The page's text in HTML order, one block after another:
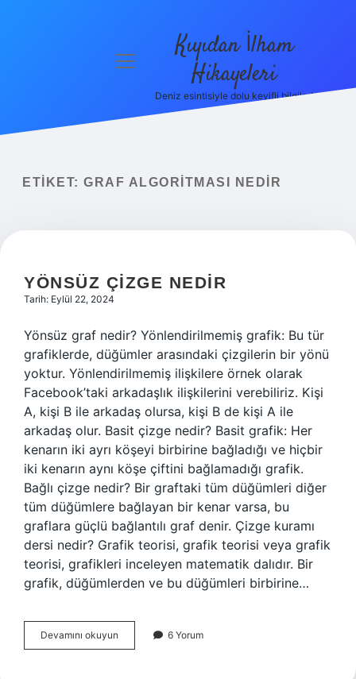
menüyü
Kıyıdan İlham
Hikayeleri
Deniz esintisiyle dolu keyifli bilgiler!
ETIKET: GRAF ALGORITMASI NEDIR
YÖNSÜZ ÇIZGE NEDIR
Tarih: Eylül 22, 2024
Yönsüz graf nedir? Yönlendirilmemiş grafik: Bu tür
grafiklerde, düğümler arasındaki çizgilerin bir yönü
yoktur. Yönlendirilmemiş ilişkilere örnek olarak
Facebook’taki arkadaşlık ilişkilerini verebiliriz. Kişi
A, kişi B ile arkadaş olursa, kişi B de kişi A ile
arkadaş olur. Basit çizge nedir? Basit grafik: Her
kenarın iki ayrı köşeyi birbirine bağladığı ve hiçbir
iki kenarın aynı köşe çiftini bağlamadığı grafik.
Bağlı çizge nedir? Bir graftaki tüm düğümleri diğer
tüm düğümlere bağlayan bir kenar varsa, bu
graflara güçlü bağlantılı graf denir. Çizge kuramı
dersi nedir? Grafik teorisi, grafik teorisi veya grafik
teorisi, grafikleri inceleyen matematik dalıdır. Bir
grafik, düğümlerden ve bu düğümleri birbirine…
Devamını okuyun
Çizge
6 Yorum